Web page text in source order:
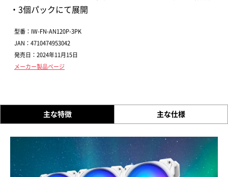
・3個パックにて展開
型番：IW-FN-AN120P-3PK
JAN：4710474953042
発売日：2024年11月15日
メーカー製品ページ
主な特徴 主な仕様